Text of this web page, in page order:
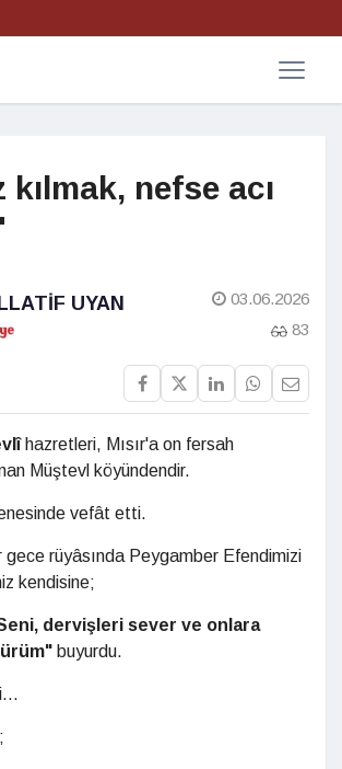
kılmak, nefse acı
UYAN
03.06.2026
83
hazretleri, Mısır'a on fersah
Müştevl köyündendir.
vefât etti.
gece rüyâsında Peygamber Efendimizi
kendisine;
dervişleri sever ve onlara
buyurdu.